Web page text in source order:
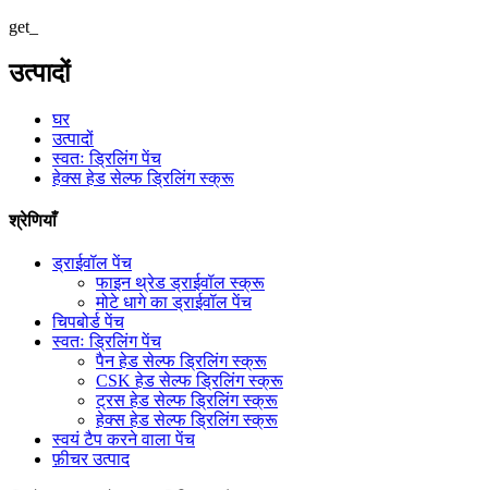
get_
उत्पादों
घर
उत्पादों
स्वतः ड्रिलिंग पेंच
हेक्स हेड सेल्फ ड्रिलिंग स्क्रू
श्रेणियाँ
ड्राईवॉल पेंच
फाइन थ्रेड ड्राईवॉल स्क्रू
मोटे धागे का ड्राईवॉल पेंच
चिपबोर्ड पेंच
स्वतः ड्रिलिंग पेंच
पैन हेड सेल्फ ड्रिलिंग स्क्रू
CSK हेड सेल्फ ड्रिलिंग स्क्रू
ट्रस हेड सेल्फ ड्रिलिंग स्क्रू
हेक्स हेड सेल्फ ड्रिलिंग स्क्रू
स्वयं टैप करने वाला पेंच
फ़ीचर उत्पाद